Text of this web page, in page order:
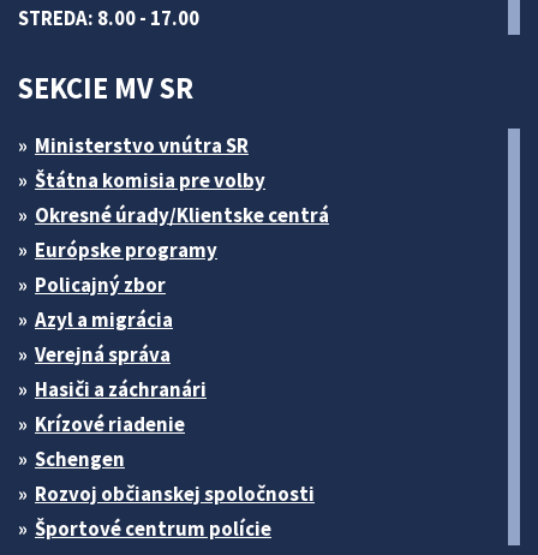
STREDA: 8.00 - 17.00
SEKCIE MV SR
Ministerstvo vnútra SR
Štátna komisia pre volby
Okresné úrady/Klientske centrá
Európske programy
Policajný zbor
Azyl a migrácia
Verejná správa
Hasiči a záchranári
Krízové riadenie
Schengen
Rozvoj občianskej spoločnosti
Športové centrum polície